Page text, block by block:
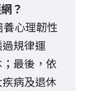
？
心理韌性
規律運
最後，依
病及退休